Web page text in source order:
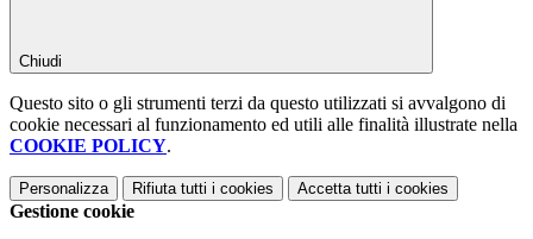
Chiudi
Questo sito o gli strumenti terzi da questo utilizzati si avvalgono di
cookie necessari al funzionamento ed utili alle finalità illustrate nella
COOKIE POLICY.
Personalizza Rifiuta tutti i cookies Accetta tutti i cookies
Gestione cookie